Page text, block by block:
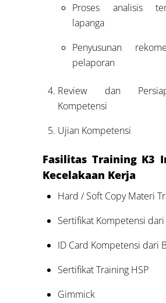
Proses analisis
lapanga
Penyusunan
pelaporan
Review dan
Kompetensi
Ujian Kompetensi
Fasilitas Training K3
Kecelakaan Kerja
Hard / Soft Copy Materi
Sertifikat Kompetensi dari
ID Card Kompetensi dari
Sertifikat Training HSP
Gimmick